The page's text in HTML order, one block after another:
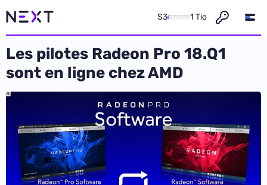
S3 1 Tio
Les pilotes Radeon Pro 18.Q1
sont en ligne chez AMD